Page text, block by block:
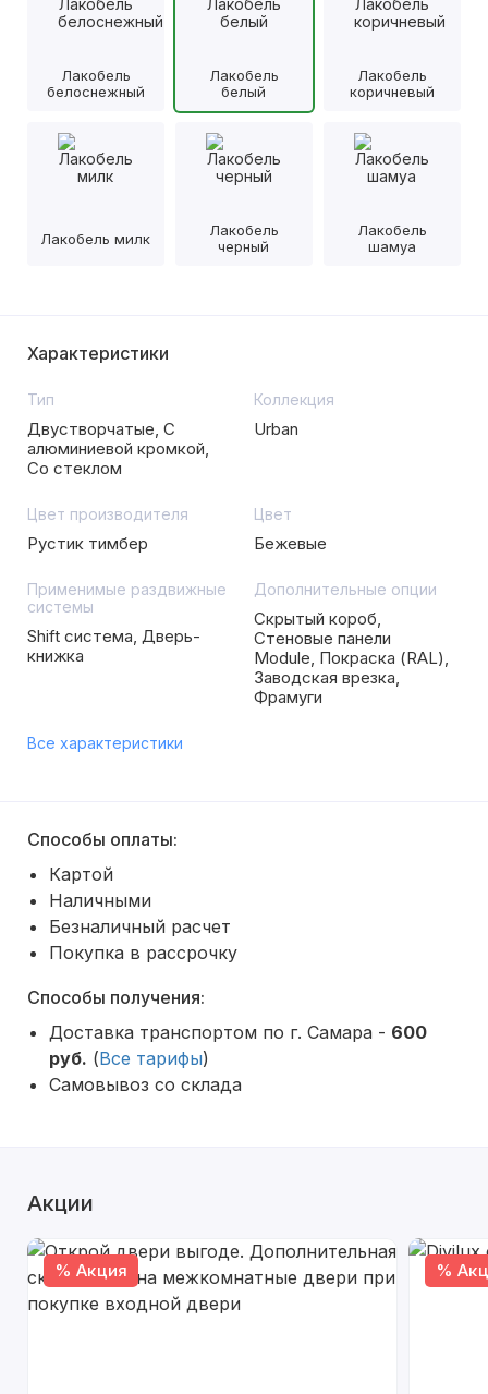
Лакобель
белоснежный
Лакобель
белый
Лакобель
коричневый
Лакобель милк
Лакобель
черный
Лакобель
шамуа
Характеристики
Тип
Двустворчатые, С
алюминиевой кромкой,
Со стеклом
Коллекция
Urban
Цвет производителя
Рустик тимбер
Цвет
Бежевые
Применимые раздвижные
системы
Shift система, Дверь-
книжка
Дополнительные опции
Скрытый короб,
Стеновые панели
Module, Покраска (RAL),
Заводская врезка,
Фрамуги
Все характеристики
Способы оплаты:
Картой
Наличными
Безналичный расчет
Покупка в рассрочку
Способы получения:
Доставка транспортом по г. Самара - 600
руб. (Все тарифы)
Самовывоз со склада
Акции
% Акция %